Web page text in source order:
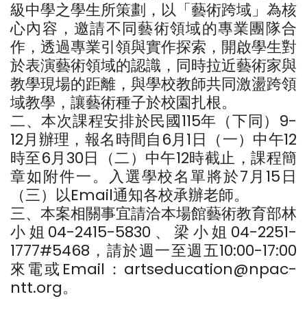
級中學之學生所策劃，以「藝術跨域」為核
心內容，邀請不同藝術領域的專業團隊合
作，透過專業引領與實作探索，開啟學生對
於表演藝術領域的認識，同時拉近藝術家與
教學現場的距離，與學校教師共同激盪跨領
域教學，讓藝術種子於校園扎根。
二、本次課程安排於民國115年（下同）9-
12月辦理，報名時間自6月1日（一）中午12
時至6月30日（二）中午12時截止，課程簡
章如附件一。入選學校名單將於7月15日
（三）以Email通知各校承辦老師。
三、本案相關事宜請洽本場館藝術教育部林
小姐04-2415-5830、梁小姐04-2251-
1777#5468，請於週一至週五10:00-17:00
來電或Email：artseducation@npac-
ntt.org。